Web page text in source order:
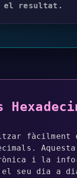
el resultat.
fàcilment
i la
el seu dia a